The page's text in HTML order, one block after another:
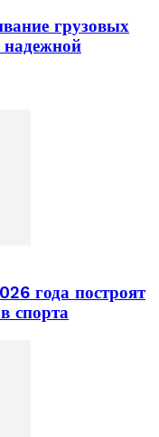
грузовых
надежной
года построят
спорта